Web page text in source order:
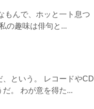
もんで、ホッと一ト息つ
の趣味は俳句と...
という。 レコードやCD
。 わが意を得た...